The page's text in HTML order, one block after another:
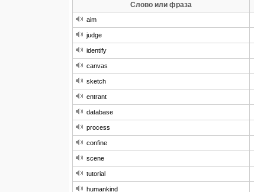
Слово или фраза
aim
judge
identify
canvas
sketch
entrant
database
process
confine
scene
tutorial
humankind